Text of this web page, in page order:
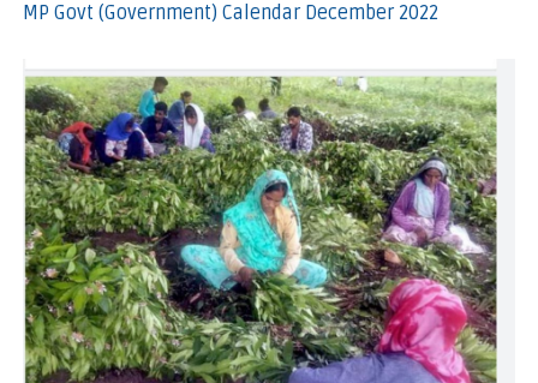
MP Govt (Government) Calendar December 2022